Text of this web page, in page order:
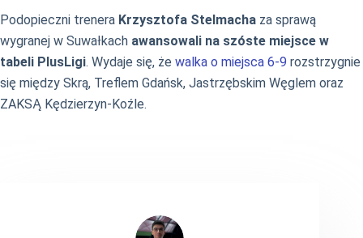
Podopieczni trenera Krzysztofa Stelmacha za sprawą
wygranej w Suwałkach awansowali na szóste miejsce w
tabeli PlusLigi. Wydaje się, że walka o miejsca 6-9 rozstrzygnie
się między Skrą, Treflem Gdańsk, Jastrzębskim Węglem oraz
ZAKSĄ Kędzierzyn-Koźle.